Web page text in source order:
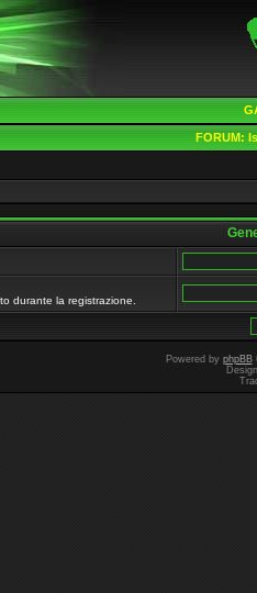
FORUM:
durante la registrazione.
Powered by phpBB